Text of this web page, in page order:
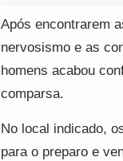
Após encontrarem
nervosismo e as
homens acabou
comparsa.
No local indicado,
para o preparo e